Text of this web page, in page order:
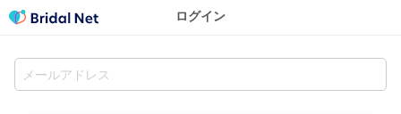
ログイン